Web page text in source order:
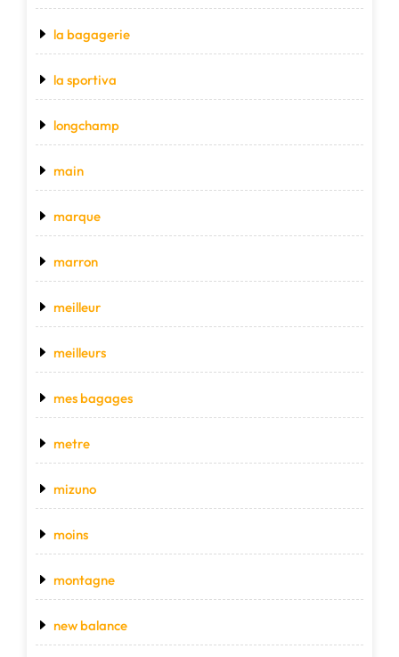
la bagagerie
la sportiva
longchamp
main
marque
marron
meilleur
meilleurs
mes bagages
metre
mizuno
moins
montagne
new balance